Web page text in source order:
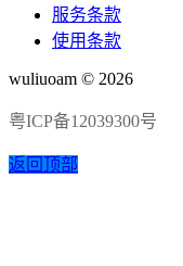
服务条款
使用条款
wuliuoam © 2026
粤ICP备12039300号
返回顶部